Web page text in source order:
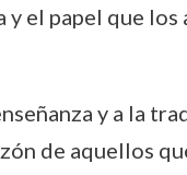
el papel que
y a la
de aquellos